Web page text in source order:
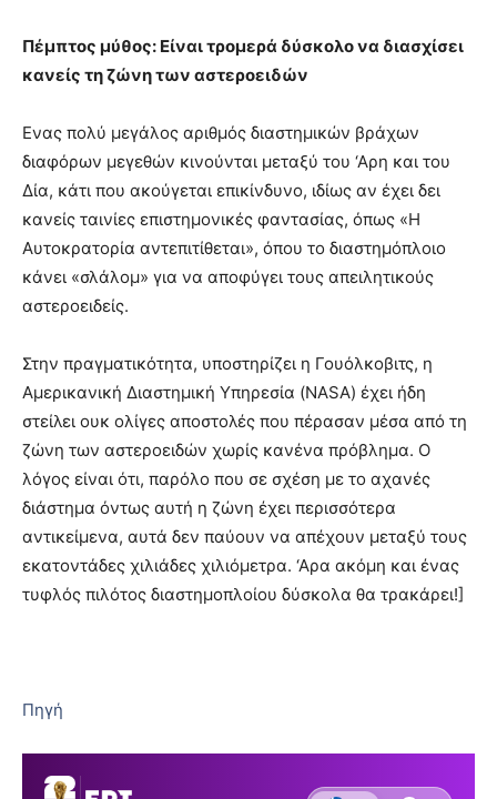
Πέμπτος μύθος: Είναι τρομερά δύσκολο να διασχίσει
κανείς τη ζώνη των αστεροειδών
Ενας πολύ μεγάλος αριθμός διαστημικών βράχων
διαφόρων μεγεθών κινούνται μεταξύ του ‘Αρη και του
Δία, κάτι που ακούγεται επικίνδυνο, ιδίως αν έχει δει
κανείς ταινίες επιστημονικές φαντασίας, όπως «Η
Αυτοκρατορία αντεπιτίθεται», όπου το διαστημόπλοιο
κάνει «σλάλομ» για να αποφύγει τους απειλητικούς
αστεροειδείς.
Στην πραγματικότητα, υποστηρίζει η Γουόλκοβιτς, η
Αμερικανική Διαστημική Υπηρεσία (NASA) έχει ήδη
στείλει ουκ ολίγες αποστολές που πέρασαν μέσα από τη
ζώνη των αστεροειδών χωρίς κανένα πρόβλημα. Ο
λόγος είναι ότι, παρόλο που σε σχέση με το αχανές
διάστημα όντως αυτή η ζώνη έχει περισσότερα
αντικείμενα, αυτά δεν παύουν να απέχουν μεταξύ τους
εκατοντάδες χιλιάδες χιλιόμετρα. ‘Αρα ακόμη και ένας
τυφλός πιλότος διαστημοπλοίου δύσκολα θα τρακάρει!]
Πηγή